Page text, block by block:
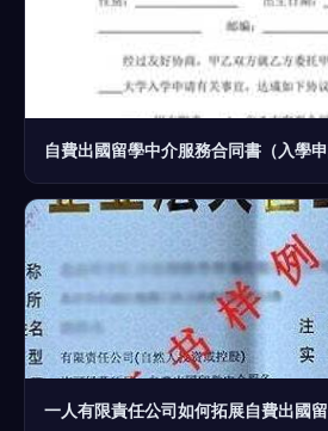
自費出國留學中介服務合同書（入學
一人有限責任公司如何拓展自費出國